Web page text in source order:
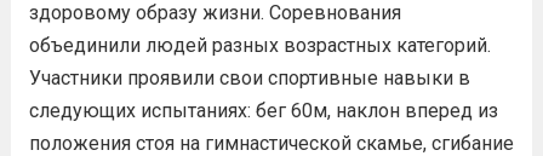
здоровому образу жизни. Соревнования
объединили людей разных возрастных категорий.
Участники проявили свои спортивные навыки в
следующих испытаниях: бег 60м, наклон вперед из
положения стоя на гимнастической скамье, сгибание